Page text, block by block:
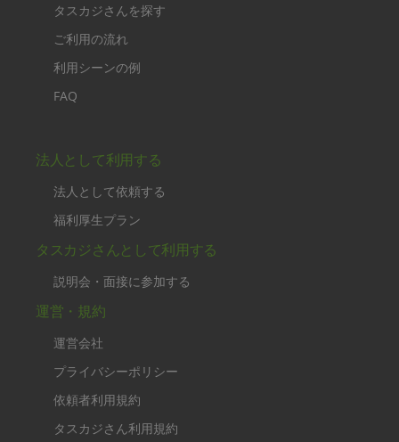
タスカジさんを探す
ご利用の流れ
利用シーンの例
FAQ
法人として利用する
法人として依頼する
福利厚生プラン
タスカジさんとして利用する
説明会・面接に参加する
運営・規約
運営会社
プライバシーポリシー
依頼者利用規約
タスカジさん利用規約